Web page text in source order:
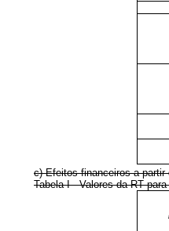
c) Efeitos financeiros a partir
Tabela I - Valores da RT